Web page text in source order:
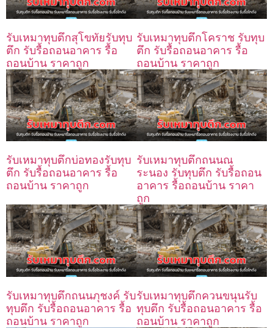
รับเหมาทุบตึกสุโขทัยรับทุบ
ตึก รับรื้อถอนอาคาร รื้อ
ถอนบ้าน ราคาถูก
รับเหมาทุบตึกโคราช รับทุบ
ตึก รับรื้อถอนอาคาร รื้อ
ถอนบ้าน ราคาถูก
รับเหมาทุบตึกบ่อทองรับทุบ
ตึก รับรื้อถอนอาคาร รื้อ
ถอนบ้าน ราคาถูก
รับเหมาทุบตึกถนนณ
ระนอง รับทุบตึก รับรื้อถอน
อาคาร รื้อถอนบ้าน ราคา
ถูก
รับเหมาทุบตึกถนนภุชงค์ รับ
ทุบตึก รับรื้อถอนอาคาร รื้อ
ถอนบ้าน ราคาถูก
รับเหมาทุบตึกควนขนุนรับ
ทุบตึก รับรื้อถอนอาคาร รื้อ
ถอนบ้าน ราคาถูก